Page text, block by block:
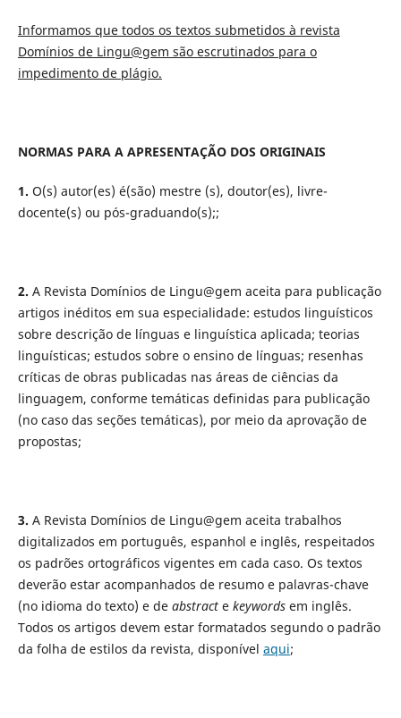
Informamos que todos os textos submetidos à revista
Domínios de Lingu@gem são escrutinados para o
impedimento de plágio.
NORMAS PARA A APRESENTAÇÃO DOS ORIGINAIS
1. O(s) autor(es) é(são) mestre (s), doutor(es), livre-
docente(s) ou pós-graduando(s);;
2. A Revista Domínios de Lingu@gem aceita para publicação
artigos inéditos em sua especialidade: estudos linguísticos
sobre descrição de línguas e linguística aplicada; teorias
linguísticas; estudos sobre o ensino de línguas; resenhas
críticas de obras publicadas nas áreas de ciências da
linguagem, conforme temáticas definidas para publicação
(no caso das seções temáticas), por meio da aprovação de
propostas;
3. A Revista Domínios de Lingu@gem aceita trabalhos
digitalizados em português, espanhol e inglês, respeitados
os padrões ortográficos vigentes em cada caso. Os textos
deverão estar acompanhados de resumo e palavras-chave
(no idioma do texto) e de abstracte keywordsem inglês.
Todos os artigos devem estar formatados segundo o padrão
da folha de estilos da revista, disponível aqui;